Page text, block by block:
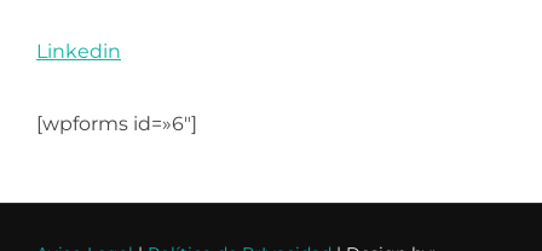
Linkedin
[wpforms id=»6″]